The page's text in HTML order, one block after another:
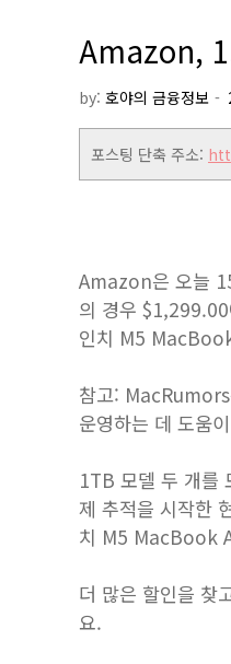
Amazon,
by: 호야의 금융정보
포스팅 단축 주소:
Amazon은 오늘
의 경우
인치 M5
참고:
운영하는 데 도움
1TB 모델 두 개를
제 추적을 시작한
치 M5 MacBook
더 많은 할인을 찾
요.